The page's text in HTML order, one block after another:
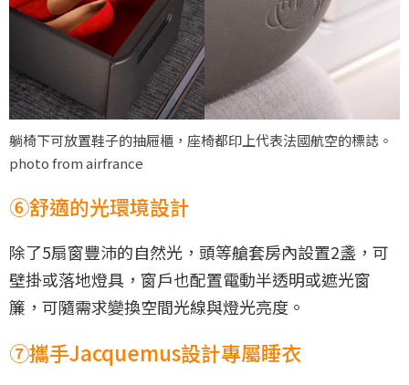
躺椅下可放置鞋子的抽屜櫃，座椅都印上代表法國航空的標誌。
photo from airfrance
⑥舒適的光環境設計
除了5扇窗豐沛的自然光，頭等艙套房內設置2盞，可
壁掛或落地燈具，窗戶也配置電動半透明或遮光窗
簾，可隨需求變換空間光線與燈光亮度。
⑦攜手Jacquemus設計專屬睡衣